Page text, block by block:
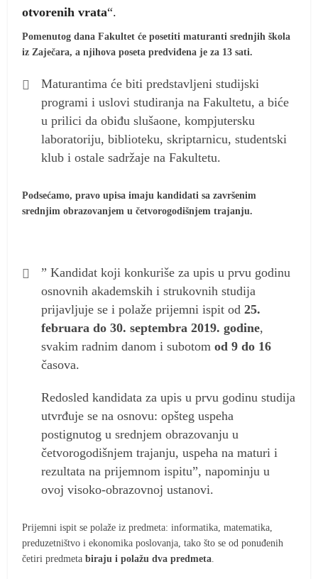
otvorenih vrata“.
Pomenutog dana Fakultet će posetiti maturanti srednjih škola
iz Zaječara, a njihova poseta predviđena je za 13 sati.
Maturantima će biti predstavlјeni studijski
programi i uslovi studiranja na Fakultetu, a biće
u prilici da obiđu slušaone, kompjutersku
laboratoriju, biblioteku, skriptarnicu, studentski
klub i ostale sadržaje na Fakultetu.
Podsećamo, pravo upisa imaju kandidati sa završenim
srednjim obrazovanjem u četvorogodišnjem trajanju.
” Kandidat koji konkuriše za upis u prvu godinu
osnovnih akademskih i strukovnih studija
prijavljuje se i polaže prijemni ispit od25.
februara do 30. septembra 2019. godine,
svakim radnim danom i subotomod 9 do 16
časova.
Redosled kandidata za upis u prvu godinu studija
utvrđuje se na osnovu: opšteg uspeha
postignutog u srednjem obrazovanju u
četvorogodišnjem trajanju, uspeha na maturi i
rezultata na prijemnom ispitu”, napominju u
ovoj visoko-obrazovnoj ustanovi.
Prijemni ispit se polaže iz predmeta: informatika, matematika,
preduzetništvo i ekonomika poslovanja, tako što se od ponuđenih
četiri predmetabiraju i polažu dva predmeta